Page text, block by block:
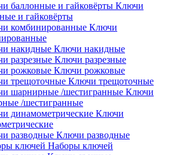
Ключи
и гайковёрты
Ключи
Ключи накидные
Ключи разрезные
Ключи рожковые
Ключи трещоточные
Ключи
/шестигранные
Ключи
Ключи разводные
Наборы ключей